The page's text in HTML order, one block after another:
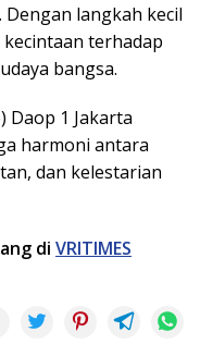
langkah kecil
terhadap
bangsa.
Daop 1 Jakarta
harmoni antara
dan kelestarian
di VRITIMES